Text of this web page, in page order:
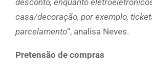
desconto, enquanto
casa/decoração, por exemplo,
parcelamento“, analisa Neves.
Pretensão de compras